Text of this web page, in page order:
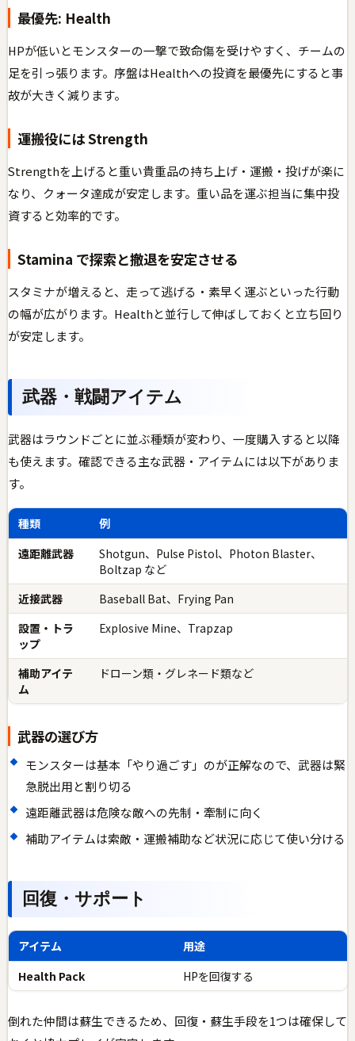
最優先: Health
HPが低いとモンスターの一撃で致命傷を受けやすく、チームの
足を引っ張ります。序盤はHealthへの投資を最優先にすると事
故が大きく減ります。
運搬役には Strength
Strengthを上げると重い貴重品の持ち上げ・運搬・投げが楽に
なり、クォータ達成が安定します。重い品を運ぶ担当に集中投
資すると効率的です。
Stamina で探索と撤退を安定させる
スタミナが増えると、走って逃げる・素早く運ぶといった行動
の幅が広がります。Healthと並行して伸ばしておくと立ち回り
が安定します。
武器・戦闘アイテム
武器はラウンドごとに並ぶ種類が変わり、一度購入すると以降
も使えます。確認できる主な武器・アイテムには以下がありま
す。
種類
例
遠距離武器
Shotgun、Pulse Pistol、Photon Blaster、
Boltzap など
近接武器
Baseball Bat、Frying Pan
設置・トラ
ップ
Explosive Mine、Trapzap
補助アイテ
ム
ドローン類・グレネード類など
武器の選び方
モンスターは基本「やり過ごす」のが正解なので、武器は緊
急脱出用と割り切る
遠距離武器は危険な敵への先制・牽制に向く
補助アイテムは索敵・運搬補助など状況に応じて使い分ける
回復・サポート
アイテム
用途
Health Pack
HPを回復する
倒れた仲間は蘇生できるため、回復・蘇生手段を1つは確保して